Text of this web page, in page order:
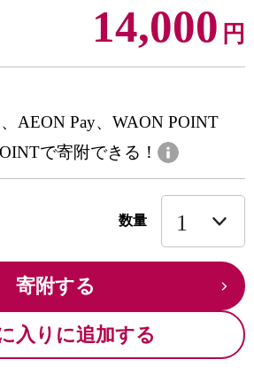
14,000 円
AEON Pay、WAON POINT
で寄附できる！
数量
寄附する
入りに追加する